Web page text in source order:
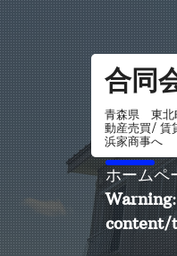
コ
ン
テ
ン
ツ
へ
ス
キ
ッ
プ
合同
青森県 東
動産売買/ 賃
浜家商事へ
ホームペ
Warning
content/